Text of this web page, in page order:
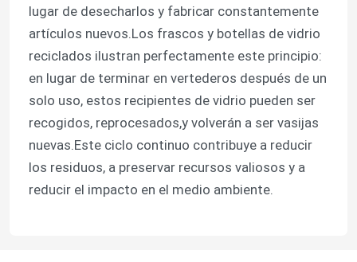
lugar de desecharlos y fabricar constantemente
artículos nuevos.Los frascos y botellas de vidrio
reciclados ilustran perfectamente este principio:
en lugar de terminar en vertederos después de un
solo uso, estos recipientes de vidrio pueden ser
recogidos, reprocesados,y volverán a ser vasijas
nuevas.Este ciclo continuo contribuye a reducir
los residuos, a preservar recursos valiosos y a
reducir el impacto en el medio ambiente.